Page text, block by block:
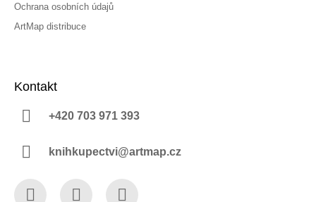
Ochrana osobních údajů
ArtMap distribuce
Kontakt
+420 703 971 393
knihkupectvi@artmap.cz